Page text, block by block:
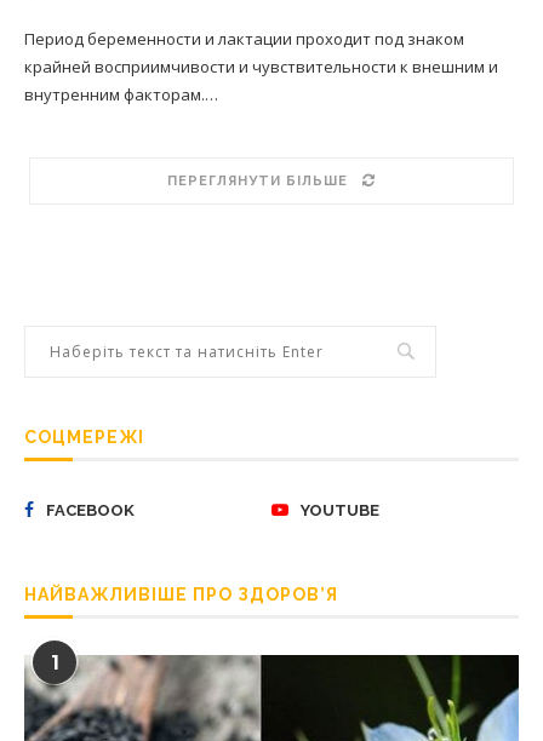
Период беременности и лактации проходит под знаком
крайней восприимчивости и чувствительности к внешним и
внутренним факторам.…
ПЕРЕГЛЯНУТИ БІЛЬШЕ
СОЦМЕРЕЖІ
FACEBOOK YOUTUBE
НАЙВАЖЛИВІШЕ ПРО ЗДОРОВ’Я
1